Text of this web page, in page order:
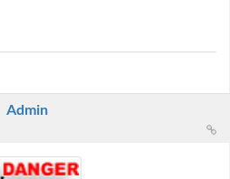
Admin